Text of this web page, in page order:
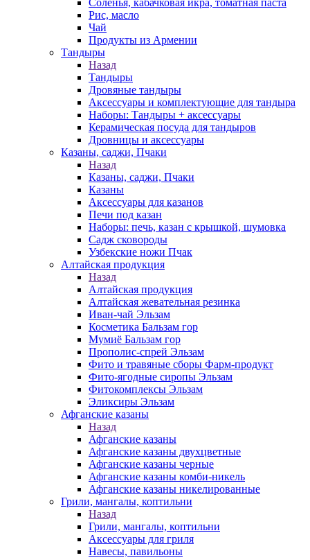
Соленья, кабачковая икра, томатная паста
Рис, масло
Чай
Продукты из Армении
Тандыры
Назад
Тандыры
Дровяные тандыры
Аксессуары и комплектующие для тандыра
Наборы: Тандыры + аксессуары
Керамическая посуда для тандыров
Дровницы и аксессуары
Казаны, саджи, Пчаки
Назад
Казаны, саджи, Пчаки
Казаны
Аксессуары для казанов
Печи под казан
Наборы: печь, казан с крышкой, шумовка
Садж сковороды
Узбекские ножи Пчак
Алтайская продукция
Назад
Алтайская продукция
Алтайская жевательная резинка
Иван-чай Эльзам
Косметика Бальзам гор
Мумиё Бальзам гор
Прополис-спрей Эльзам
Фито и травяные сборы Фарм-продукт
Фито-ягодные сиропы Эльзам
Фитокомплексы Эльзам
Эликсиры Эльзам
Афганские казаны
Назад
Афганские казаны
Афганские казаны двухцветные
Афганские казаны черные
Афганские казаны комби-никель
Афганские казаны никелированные
Грили, мангалы, коптильни
Назад
Грили, мангалы, коптильни
Аксессуары для гриля
Навесы, павильоны